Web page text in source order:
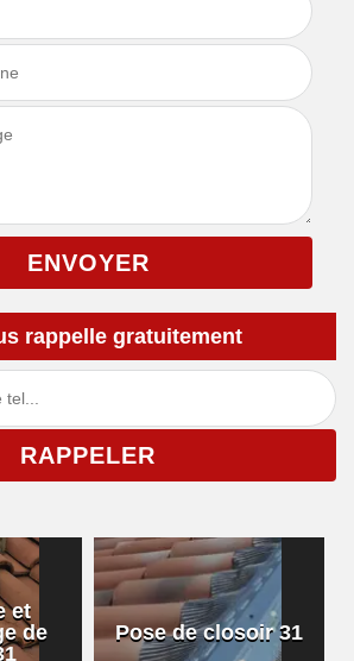
rappelle gratuitement
et
de
Pose de closoir 31